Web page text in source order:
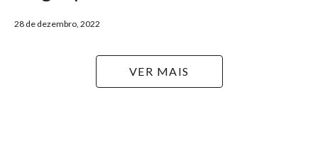
28 de dezembro, 2022
VER MAIS